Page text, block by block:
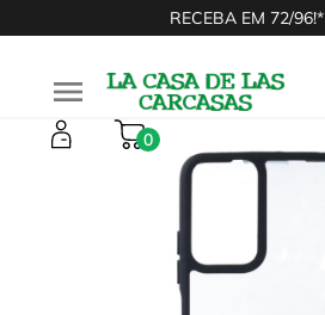
RECEBA EM 72/96!*

0